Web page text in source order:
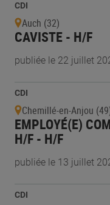
CDI
Auch (32)
CAVISTE - H/F
publiée le 22 juillet
CDI
Chemillé-en-Anjou
EMPLOYÉ(E)
H/F - H/F
publiée le 13 juillet
CDI